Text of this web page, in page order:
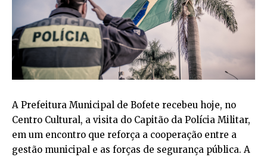
A Prefeitura Municipal de Bofete recebeu hoje, no
Centro Cultural, a visita do Capitão da Polícia Militar,
em um encontro que reforça a cooperação entre a
gestão municipal e as forças de segurança pública. A